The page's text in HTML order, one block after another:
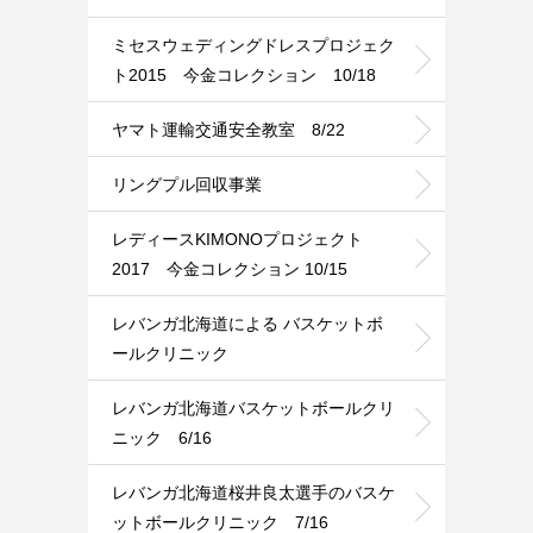
ミセスウェディングドレスプロジェク
ト2015 今金コレクション 10/18
ヤマト運輸交通安全教室 8/22
リングプル回収事業
レディースKIMONOプロジェクト
2017 今金コレクション 10/15
レバンガ北海道による バスケットボ
ールクリニック
レバンガ北海道バスケットボールクリ
ニック 6/16
レバンガ北海道桜井良太選手のバスケ
ットボールクリニック 7/16